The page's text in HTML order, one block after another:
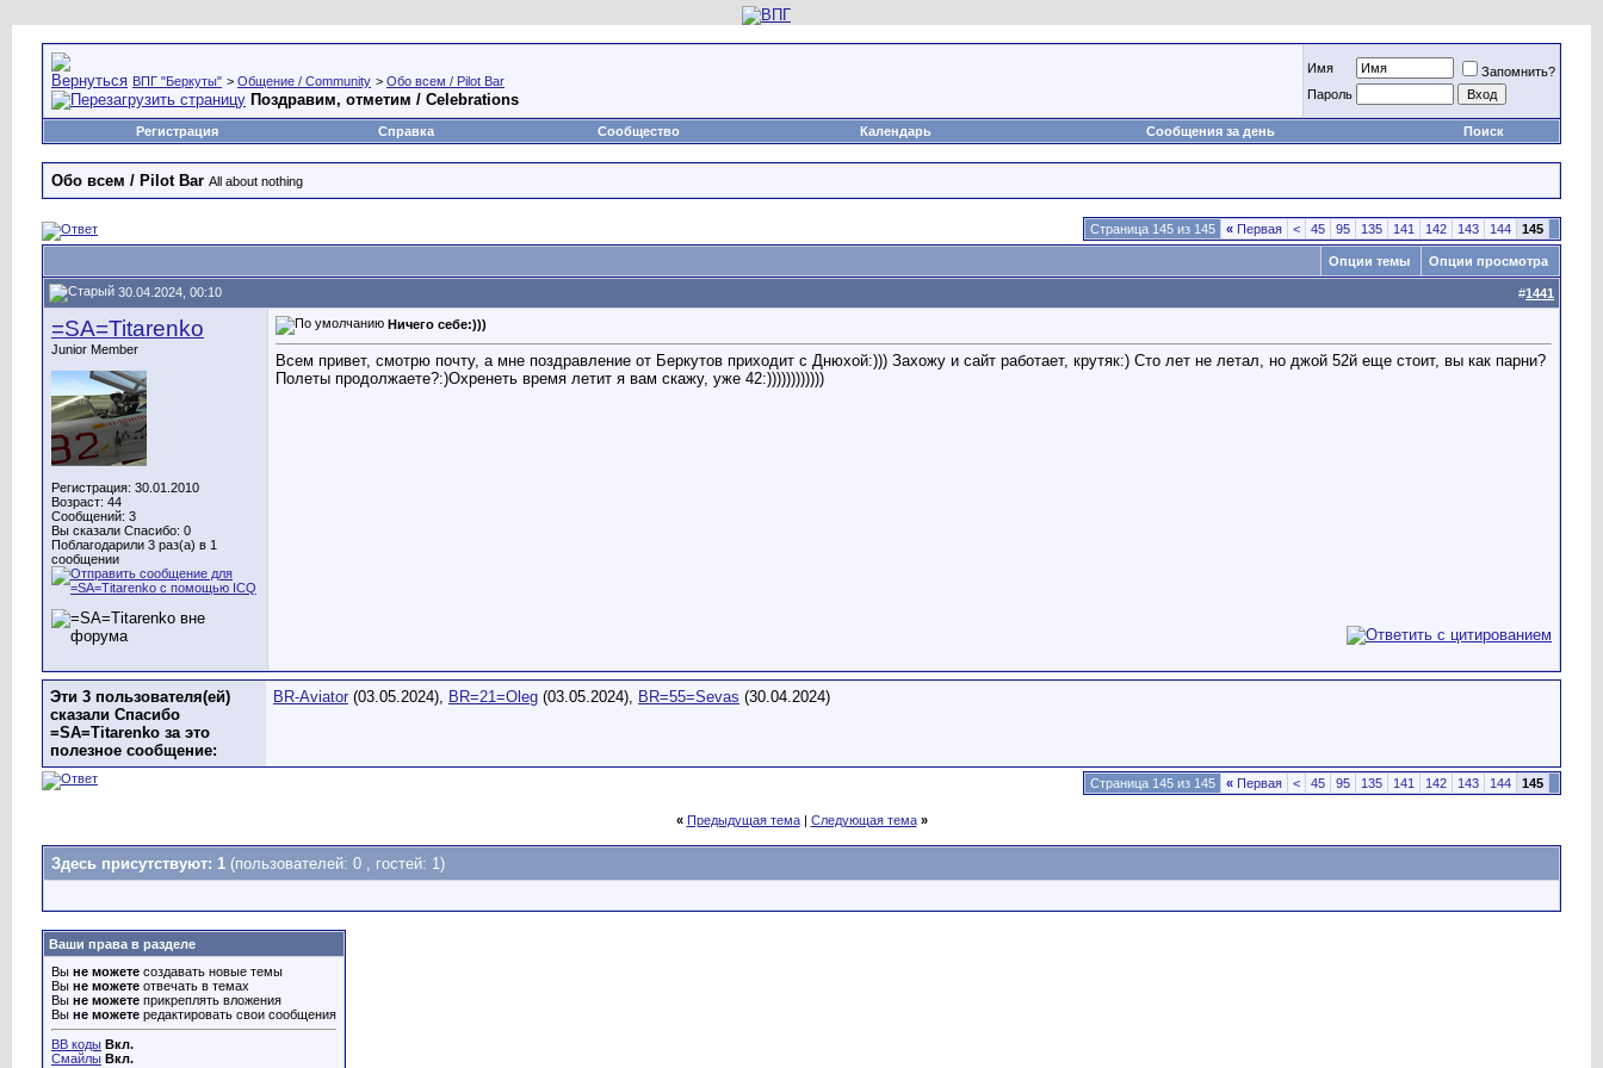
ВПГ "Беркуты" > Общение / Community > Обо всем / Pilot Bar
Поздравим, отметим / Celebrations
Имя
Запомнить?
Пароль
Регистрация Справка Сообщество Календарь Сообщения за день Поиск
Обо всем / Pilot Bar All about nothing
Страница 145 из 145 « Первая < 45 95 135 141 142 143 144 145
Опции темы Опции просмотра
30.04.2024, 00:10 #1441
=SA=Titarenko
Junior Member
Регистрация: 30.01.2010
Возраст: 44
Сообщений: 3
Вы сказали Спасибо: 0
Поблагодарили 3 раз(а) в 1
сообщении
Ничего себе:)))
Всем привет, смотрю почту, а мне поздравление от Беркутов приходит с Днюхой:))) Захожу и сайт работает, крутяк:) Сто лет не летал, но джой 52й еще стоит, вы как парни?
Полеты продолжаете?:)Охренеть время летит я вам скажу, уже 42:))))))))))))
Эти 3 пользователя(ей)
сказали Спасибо
=SA=Titarenko за это
полезное сообщение:
BR-Aviator (03.05.2024), BR=21=Oleg (03.05.2024), BR=55=Sevas (30.04.2024)
Страница 145 из 145 « Первая < 45 95 135 141 142 143 144 145
« Предыдущая тема| Следующая тема »
Здесь присутствуют: 1 (пользователей: 0 , гостей: 1)
Ваши права в разделе
Вы не можете создавать новые темы
Вы не можете отвечать в темах
Вы не можете прикреплять вложения
Вы не можете редактировать свои сообщения
BB коды Вкл.
Смайлы Вкл.